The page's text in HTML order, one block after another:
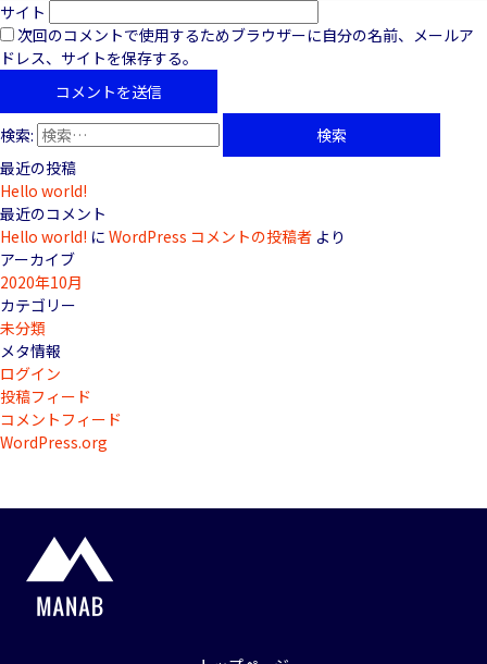
サイト
次回のコメントで使用するためブラウザーに自分の名前、メールア
ドレス、サイトを保存する。
検索:
最近の投稿
Hello world!
最近のコメント
Hello world! に WordPress コメントの投稿者 より
アーカイブ
2020年10月
カテゴリー
未分類
メタ情報
ログイン
投稿フィード
コメントフィード
WordPress.org